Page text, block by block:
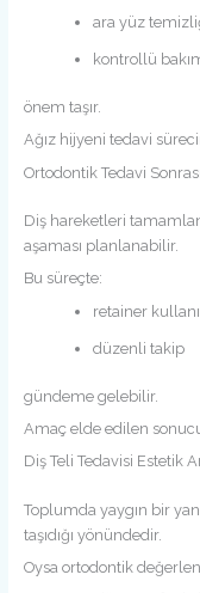
ara yüz
kontrollü
önem taşır.
Ağız hijyeni tedavi
Ortodontik Tedavi
Diş hareketleri
aşaması planlanabilir.
Bu süreçte:
retainer
düzenli takip
gündeme gelebilir.
Amaç elde edilen
Diş Teli Tedavisi Estetik
Toplumda yaygın bir
taşıdığı yönündedir.
Oysa ortodontik